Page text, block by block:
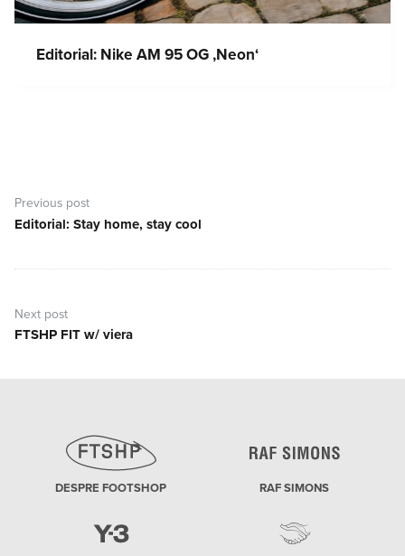
Editorial: Nike AM 95 OG ‚Neon‘
în
articole
Previous post
Previous
Editorial: Stay home, stay cool
Next post
Next
FTSHP FIT w/ viera
DESPRE FOOTSHOP RAF SIMONS